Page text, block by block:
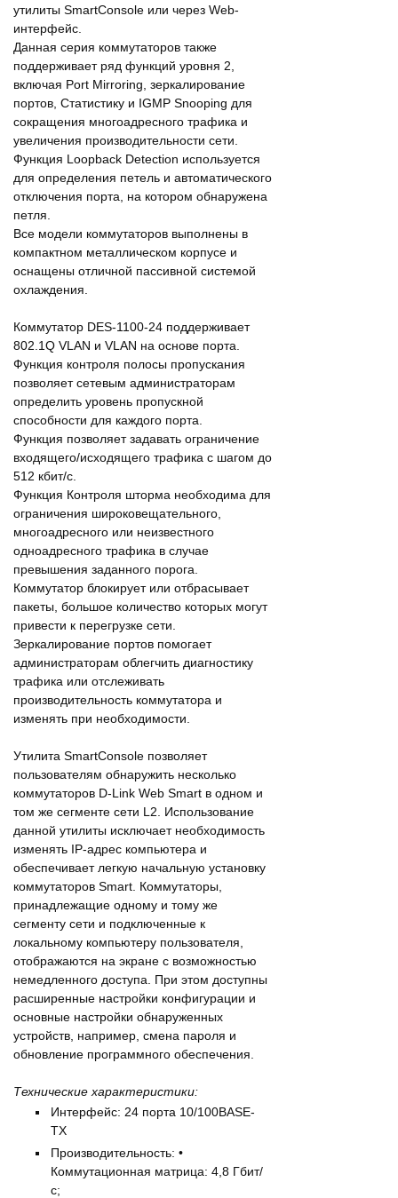
утилиты SmartConsole или через Web-
интерфейс.
Данная серия коммутаторов также
поддерживает ряд функций уровня 2,
включая Port Mirroring, зеркалирование
портов, Статистику и IGMP Snooping для
сокращения многоадресного трафика и
увеличения производительности сети.
Функция Loopback Detection используется
для определения петель и автоматического
отключения порта, на котором обнаружена
петля.
Все модели коммутаторов выполнены в
компактном металлическом корпусе и
оснащены отличной пассивной системой
охлаждения.
Коммутатор DES-1100-24 поддерживает
802.1Q VLAN и VLAN на основе порта.
Функция контроля полосы пропускания
позволяет сетевым администраторам
определить уровень пропускной
способности для каждого порта.
Функция позволяет задавать ограничение
входящего/исходящего трафика с шагом до
512 кбит/с.
Функция Контроля шторма необходима для
ограничения широковещательного,
многоадресного или неизвестного
одноадресного трафика в случае
превышения заданного порога.
Коммутатор блокирует или отбрасывает
пакеты, большое количество которых могут
привести к перегрузке сети.
Зеркалирование портов помогает
администраторам облегчить диагностику
трафика или отслеживать
производительность коммутатора и
изменять при необходимости.
Утилита SmartConsole позволяет
пользователям обнаружить несколько
коммутаторов D-Link Web Smart в одном и
том же сегменте сети L2. Использование
данной утилиты исключает необходимость
изменять IP-адрес компьютера и
обеспечивает легкую начальную установку
коммутаторов Smart. Коммутаторы,
принадлежащие одному и тому же
сегменту сети и подключенные к
локальному компьютеру пользователя,
отображаются на экране с возможностью
немедленного доступа. При этом доступны
расширенные настройки конфигурации и
основные настройки обнаруженных
устройств, например, смена пароля и
обновление программного обеспечения.
Технические характеристики:
Интерфейс: 24 порта 10/100BASE-
TX
Производительность: •
Коммутационная матрица: 4,8 Гбит/
с;